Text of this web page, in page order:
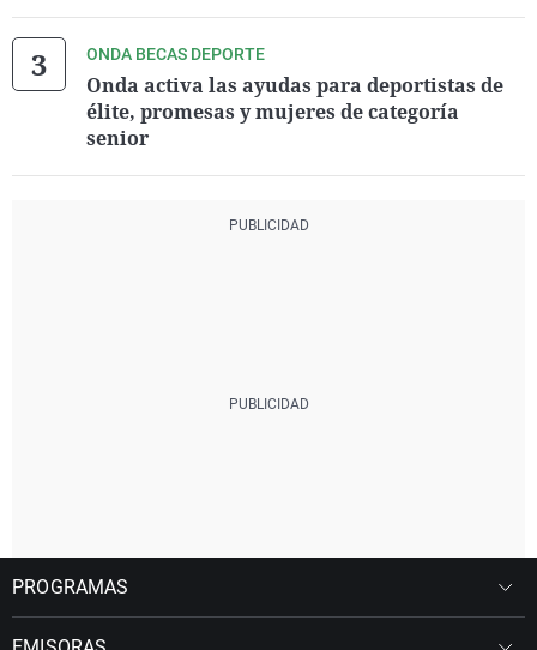
ONDA BECAS DEPORTE
Onda activa las ayudas para deportistas de
élite, promesas y mujeres de categoría
senior
PROGRAMAS